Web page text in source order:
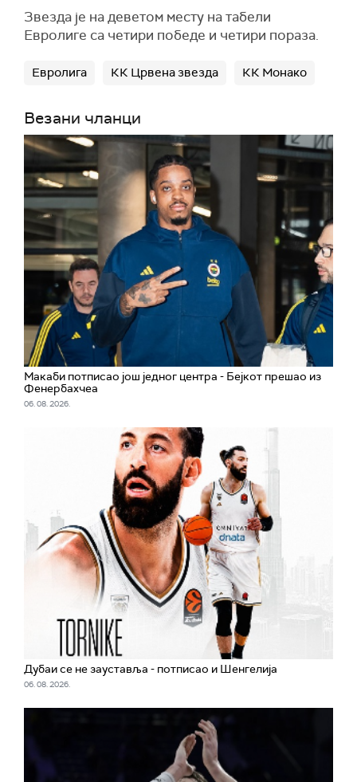
Звезда је на деветом месту на табели
Евролиге са четири победе и четири пораза.
Евролига КК Црвена звезда КК Монако
Везани чланци
Макаби потписао још једног центра - Бејкот прешао из
Фенербахчеа
06. 08. 2026.
Дубаи се не зауставља - потписао и Шенгелија
06. 08. 2026.